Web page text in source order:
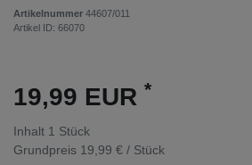
Artikelnummer 44607/011
Artikel ID: 66070
19,99 EUR *
Inhalt 1 Stück
Grundpreis 19,99 € / Stück